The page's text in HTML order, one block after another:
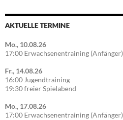
AKTUELLE TERMINE
Mo., 10.08.26
17:00 Erwachsenentraining (Anfänger)
Fr., 14.08.26
16:00 Jugendtraining
19:30 freier Spielabend
Mo., 17.08.26
17:00 Erwachsenentraining (Anfänger)